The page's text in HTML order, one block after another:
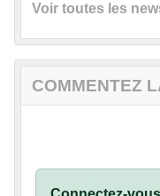
Voir toutes les
COMMENTEZ